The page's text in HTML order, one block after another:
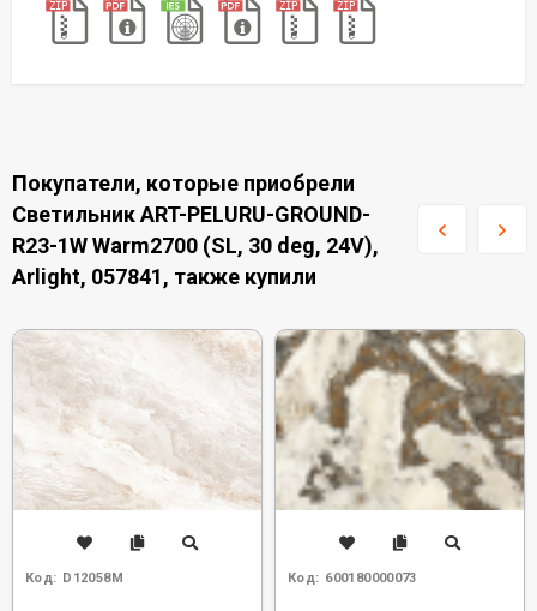
Покупатели, которые приобрели
Светильник ART-PELURU-GROUND-
R23-1W Warm2700 (SL, 30 deg, 24V),
Arlight, 057841, также купили
Код: D12058M Код: 600180000073